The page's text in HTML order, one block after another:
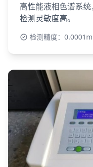
高性能液相色谱系统
检测灵敏度高。
检测精度：